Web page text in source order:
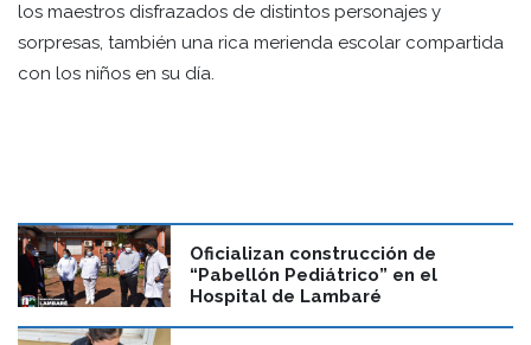
los maestros disfrazados de distintos personajes y
sorpresas, también una rica merienda escolar compartida
con los niños en su día.
Oficializan construcción de
“Pabellón Pediátrico” en el
Hospital de Lambaré